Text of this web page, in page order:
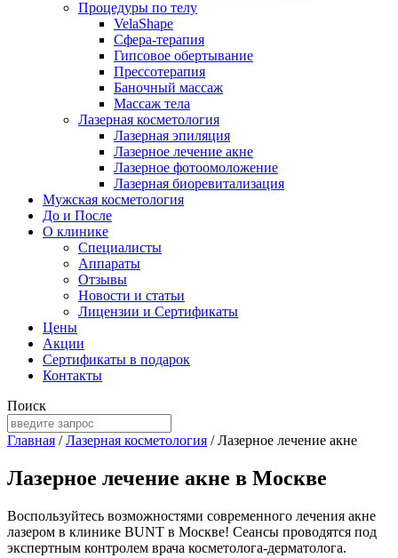
Процедуры по телу
VelaShape
Сфера-терапия
Гипсовое обертывание
Прессотерапия
Баночный массаж
Массаж тела
Лазерная косметология
Лазерная эпиляция
Лазерное лечение акне
Лазерное фотоомоложение
Лазерная биоревитализация
Мужская косметология
До и После
О клинике
Специалисты
Аппараты
Отзывы
Новости и статьи
Лицензии и Сертификаты
Цены
Акции
Сертификаты в подарок
Контакты
Поиск
Главная /Лазерная косметология /Лазерное лечение акне
Лазерное лечение акне в Москве
Воспользуйтесь возможностями современного лечения акне
лазером в клинике BUNT в Москве! Сеансы проводятся под
экспертным контролем врача косметолога-дерматолога.